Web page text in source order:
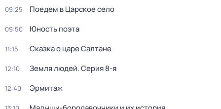
09:25 Поедем в Царское село
09:50 Юность поэта
11:15 Сказка о царе Салтане
12:10 Земля людей. Серия 8-я
12:40 Эрмитаж